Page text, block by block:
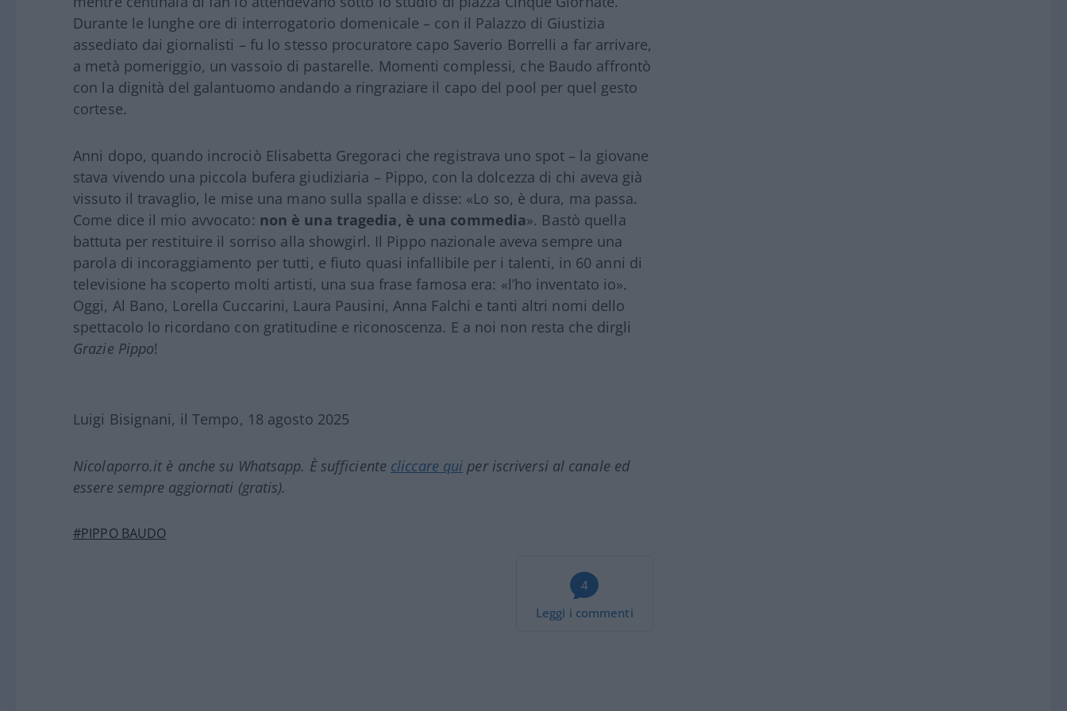
Durante le lunghe ore di interrogatorio domenicale – con il Palazzo di Giustizia
assediato dai giornalisti – fu lo stesso procuratore capo Saverio Borrelli a far arrivare,
a metà pomeriggio, un vassoio di pastarelle. Momenti complessi, che Baudo affrontò
con la dignità del galantuomo andando a ringraziare il capo del pool per quel gesto
cortese.
Anni dopo, quando incrociò Elisabetta Gregoraci che registrava uno spot – la giovane
stava vivendo una piccola bufera giudiziaria – Pippo, con la dolcezza di chi aveva già
vissuto il travaglio, le mise una mano sulla spalla e disse: «Lo so, è dura, ma passa.
Come dice il mio avvocato: non è una tragedia, è una commedia». Bastò quella
battuta per restituire il sorriso alla showgirl. Il Pippo nazionale aveva sempre una
parola di incoraggiamento per tutti, e fiuto quasi infallibile per i talenti, in 60 anni di
televisione ha scoperto molti artisti, una sua frase famosa era: «l’ho inventato io».
Oggi, Al Bano, Lorella Cuccarini, Laura Pausini, Anna Falchi e tanti altri nomi dello
spettacolo lo ricordano con gratitudine e riconoscenza. E a noi non resta che dirgli
Grazie Pippo!
Luigi Bisignani, il Tempo, 18 agosto 2025
Nicolaporro.it è anche su Whatsapp. È sufficiente cliccare qui per iscriversi al canale ed
essere sempre aggiornati (gratis).
#PIPPO BAUDO
4
Leggi i commenti